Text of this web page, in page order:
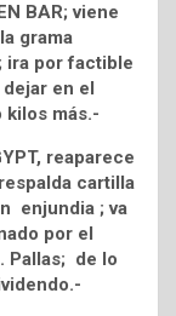
BAR; viene
grama
ira por factible
en el
más.-
reaparece
cartilla
enjundia ; va
por el
Pallas; de lo